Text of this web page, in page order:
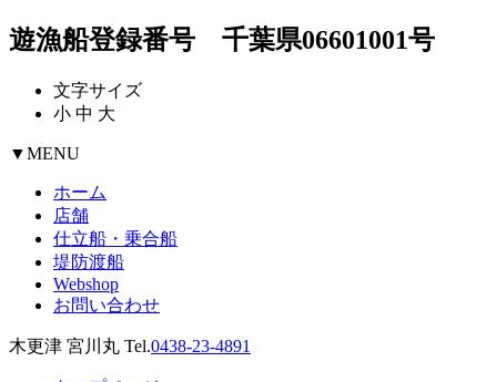
遊漁船登録番号 千葉県06601001号
文字サイズ
小 中 大
▼MENU
ホーム
店舗
仕立船・乗合船
堤防渡船
Webshop
お問い合わせ
木更津 宮川丸 Tel.0438-23-4891